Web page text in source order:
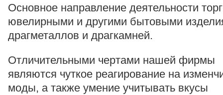
Основное направление деятельности
ювелирными и другими бытовыми
драгметаллов и драгкамней.
Отличительными чертами нашей фирмы
являются чуткое реагирование на
моды, а также умение учитывать вкусы